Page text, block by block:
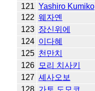
121 Yashiro Kumiko
122 웨자옌
123 장신위에
124 이다혜
125 천만치
126
모리 치사키
127 셰사오보
128 가토 도모코